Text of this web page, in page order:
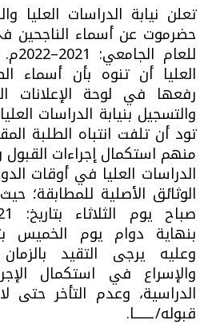
تعلن نيابة الدراسات العليا
حضرموت عن أسماء الناجحين
العليا أن تنوه بأن أسماء
رفعها في لوحة الإعلانات
والتسجيل بنيابة الدراسات
تود أن تلفت انتباه الطلبة
منهم استكمال إجراءات القبول
الدراسات العليا في أوقات
الوثائق الأصلية للمطابقة؛
وعليه يرجى التقيد
والإسراع في استكمال
الدراسية، وعدم التأخر حتى لا
قبوله/ـــــــا.